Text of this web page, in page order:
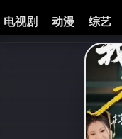
电视剧 动漫 综艺